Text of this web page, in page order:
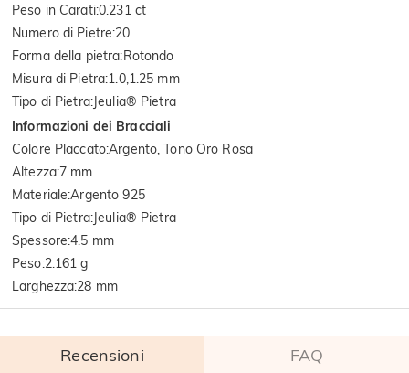
Peso in Carati:0.231 ct
Numero di Pietre:20
Forma della pietra:Rotondo
Misura di Pietra:1.0,1.25 mm
Tipo di Pietra:Jeulia® Pietra
Informazioni dei Bracciali
Colore Placcato:Argento, Tono Oro Rosa
Altezza:7 mm
Materiale:Argento 925
Tipo di Pietra:Jeulia® Pietra
Spessore:4.5 mm
Peso:2.161 g
Larghezza:28 mm
Recensioni FAQ